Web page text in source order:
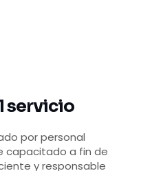
servicio
por personal
capacitado a fin de
y responsable